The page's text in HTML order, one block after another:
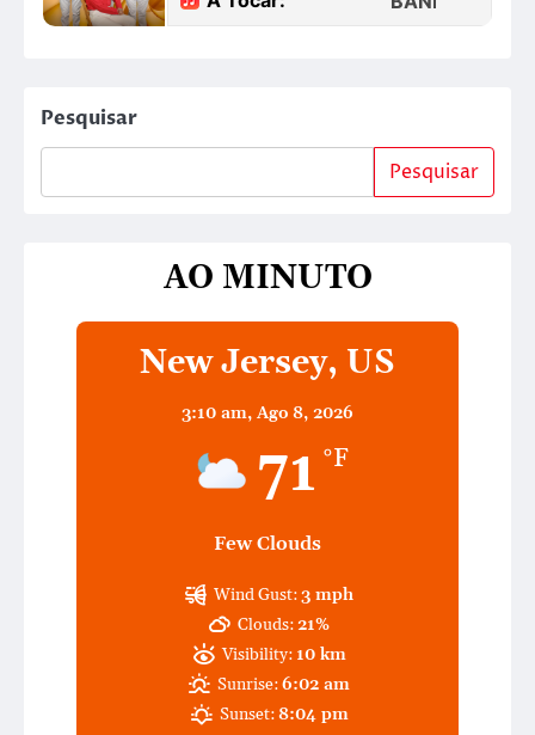
Pesquisar
Pesquisar
AO MINUTO
New Jersey, US
3:10 am, Ago 8, 2026
71 °F
Few Clouds
Wind Gust:3 mph
Clouds:21%
Visibility: 10 km
Sunrise:6:02 am
Sunset:8:04 pm